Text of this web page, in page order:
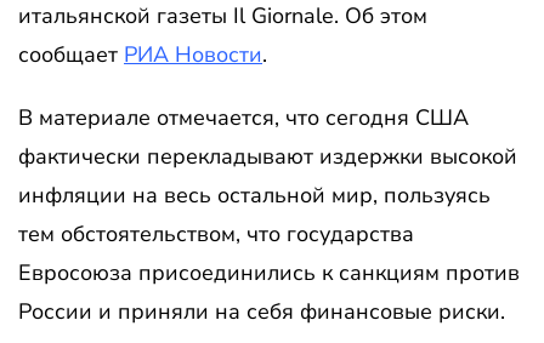
итальянской газеты Il Giornale. Об этом
сообщает РИА Новости.
В материале отмечается, что сегодня США
фактически перекладывают издержки высокой
инфляции на весь остальной мир, пользуясь
тем обстоятельством, что государства
Евросоюза присоединились к санкциям против
России и приняли на себя финансовые риски.